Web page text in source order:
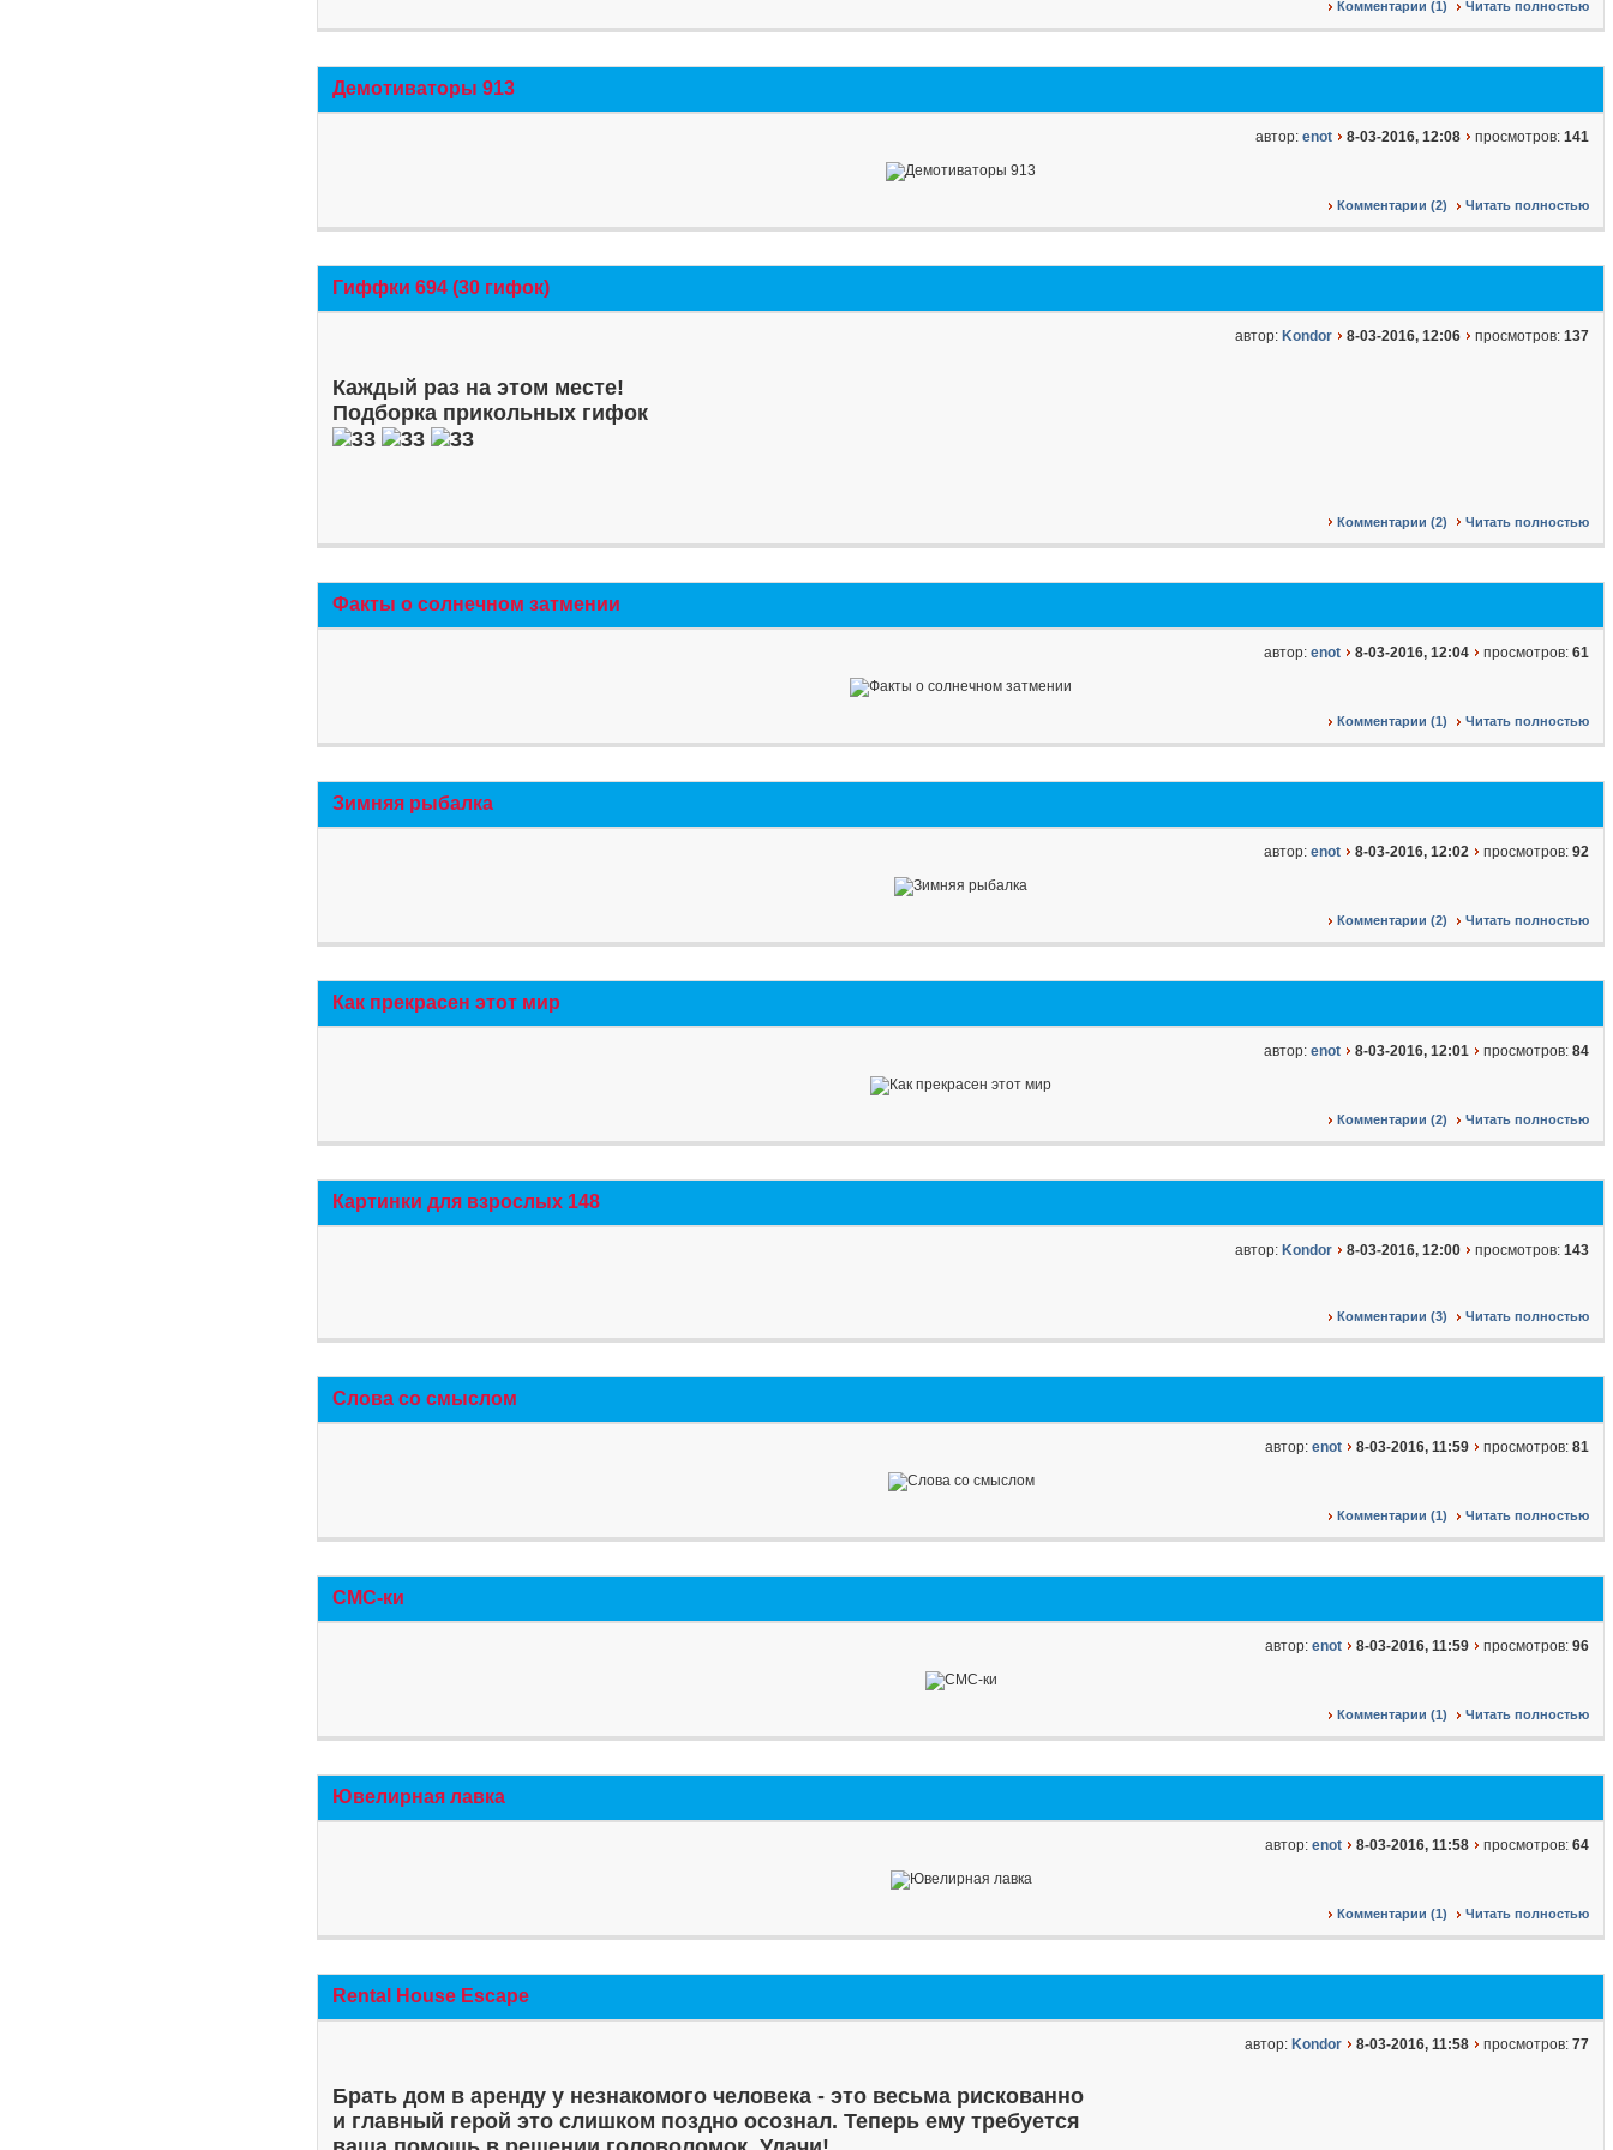
Комментарии (1) Читать полностью
Демотиваторы 913
автор: enot 8-03-2016, 12:08 просмотров: 141
Комментарии (2) Читать полностью
Гиффки 694 (30 гифок)
автор: Kondor 8-03-2016, 12:06 просмотров: 137
Каждый раз на этом месте!
Подборка прикольных гифок
Комментарии (2) Читать полностью
Факты о солнечном затмении
автор: enot 8-03-2016, 12:04 просмотров: 61
Комментарии (1) Читать полностью
Зимняя рыбалка
автор: enot 8-03-2016, 12:02 просмотров: 92
Комментарии (2) Читать полностью
Как прекрасен этот мир
автор: enot 8-03-2016, 12:01 просмотров: 84
Комментарии (2) Читать полностью
Картинки для взрослых 148
автор: Kondor 8-03-2016, 12:00 просмотров: 143
Комментарии (3) Читать полностью
Слова со смыслом
автор: enot 8-03-2016, 11:59 просмотров: 81
Комментарии (1) Читать полностью
СМС-ки
автор: enot 8-03-2016, 11:59 просмотров: 96
Комментарии (1) Читать полностью
Ювелирная лавка
автор: enot 8-03-2016, 11:58 просмотров: 64
Комментарии (1) Читать полностью
Rental House Escape
автор: Kondor 8-03-2016, 11:58 просмотров: 77
Брать дом в аренду у незнакомого человека - это весьма рискованно
и главный герой это слишком поздно осознал. Теперь ему требуется